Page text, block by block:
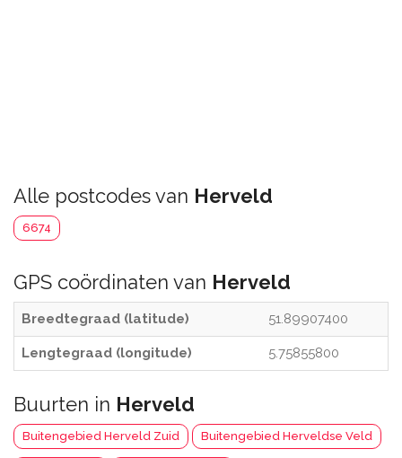
Alle postcodes van Herveld
6674
GPS coördinaten van Herveld
Breedtegraad (latitude) 51.89907400
Lengtegraad (longitude) 5.75855800
Buurten in Herveld
Buitengebied Herveld Zuid Buitengebied Herveldse Veld